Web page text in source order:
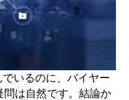
でいるのに、バイヤー
問は自然です。結論か